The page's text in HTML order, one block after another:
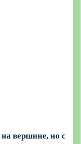
вершине, но с